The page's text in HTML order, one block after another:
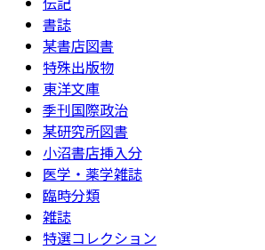
書誌
某書店図書
特殊出版物
東洋文庫
季刊国際政治
某研究所図書
小沼書店挿入分
医学・薬学雑誌
臨時分類
雑誌
特選コレクション